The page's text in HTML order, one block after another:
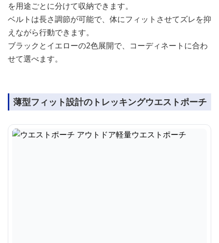
を用途ごとに分けて収納できます。
ベルトは長さ調節が可能で、体にフィットさせてズレを抑
えながら行動できます。
ブラックとイエローの2色展開で、コーディネートに合わ
せて選べます。
薄型フィット設計のトレッキングウエストポーチ